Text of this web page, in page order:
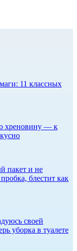
11 классных
хреновину — к
пакет и не
блестит как
своей
уборка в туалете